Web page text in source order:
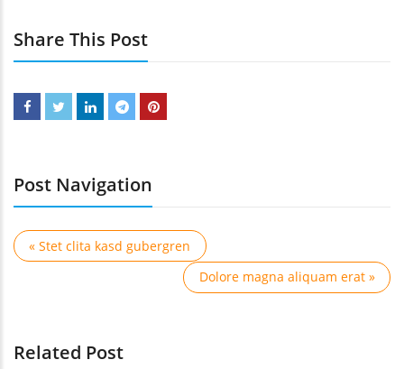
Share This Post
Post Navigation
« Stet clita kasd gubergren
Dolore magna aliquam erat »
Related Post